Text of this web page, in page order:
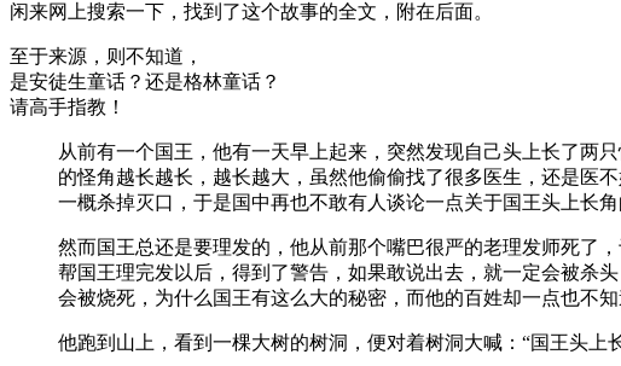
闲来网上搜索一下，找到了这个故事的全文，附在后面。
至于来源，则不知道，
是安徒生童话？还是格林童话？
请高手指教！
从前有一个国王，他有一天早上起来，突然发现自己头上长了两
的怪角越长越长，越长越大，虽然他偷偷找了很多医生，还是医
一概杀掉灭口，于是国中再也不敢有人谈论一点关于国王头上长
然而国王总还是要理发的，他从前那个嘴巴很严的老理发师死了
帮国王理完发以后，得到了警告，如果敢说出去，就一定会被杀
会被烧死，为什么国王有这么大的秘密，而他的百姓却一点也不
他跑到山上，看到一棵大树的树洞，便对着树洞大喊：“国王头上